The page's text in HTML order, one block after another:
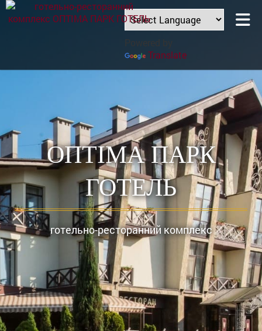
Powered by
Translate
ОПТІМА ПАРК
ГОТЕЛЬ
готельно-ресторанний комплекс